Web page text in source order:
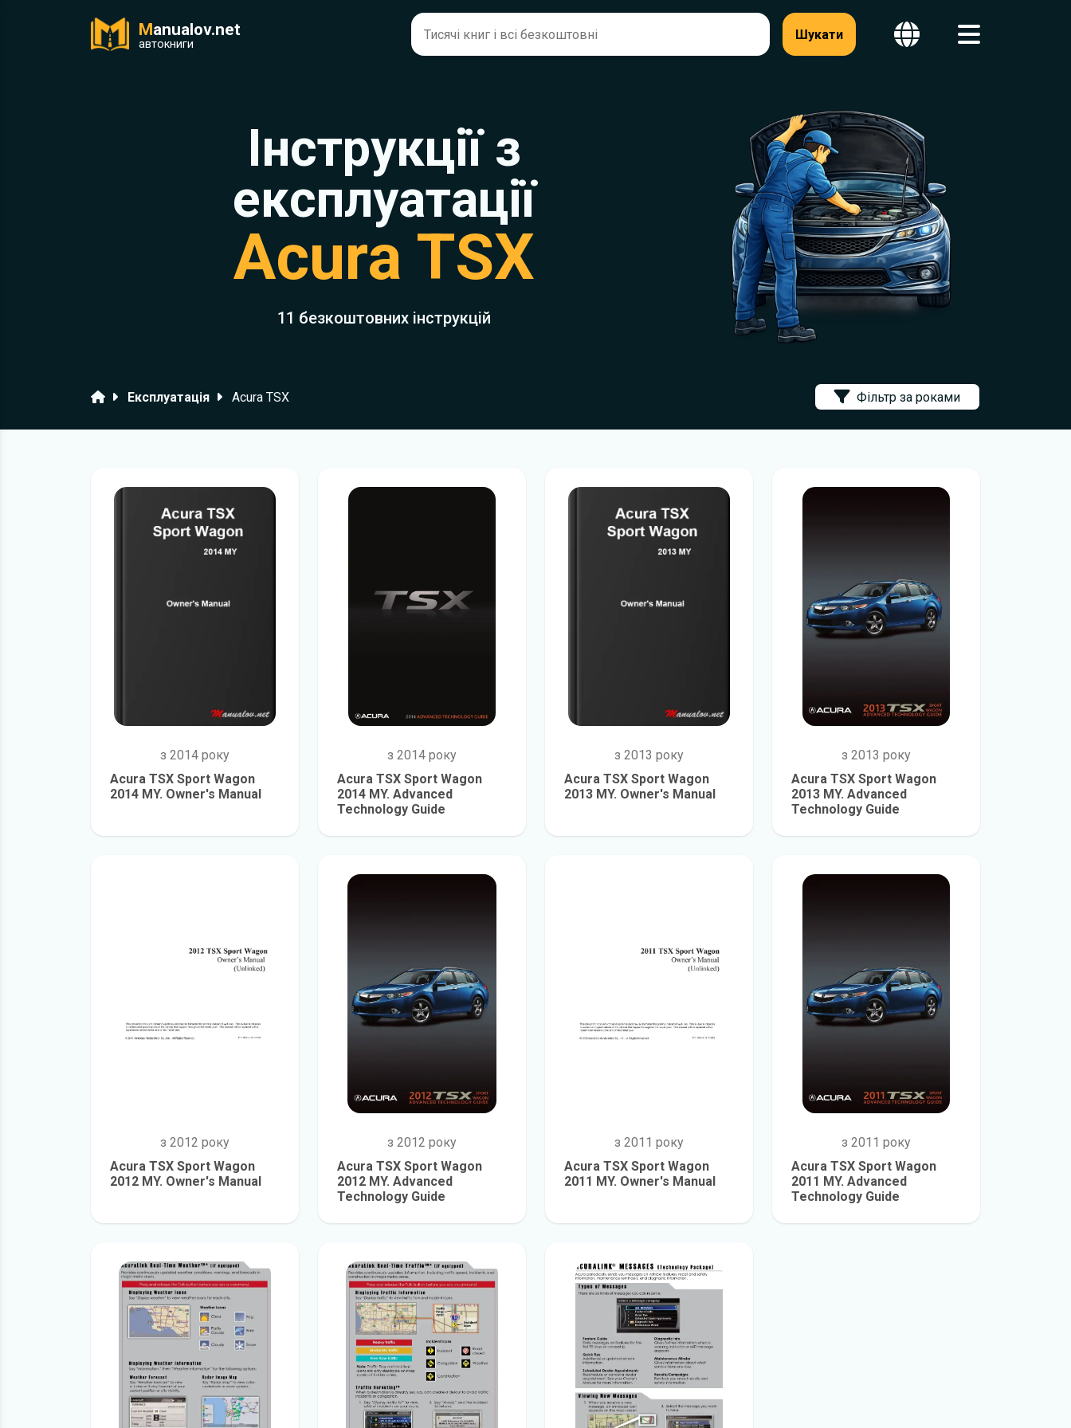
Manualov.net
автокниги
Шукати
Інструкції з
експлуатації
Acura TSX
11 безкоштовних інструкцій
ГоловнаЕксплуатація Acura TSX Фільтр за роками
з 2014 року
Acura TSX Sport Wagon
2014 MY. Owner's Manual
з 2014 року
Acura TSX Sport Wagon
2014 MY. Advanced
Technology Guide
з 2013 року
Acura TSX Sport Wagon
2013 MY. Owner's Manual
з 2013 року
Acura TSX Sport Wagon
2013 MY. Advanced
Technology Guide
з 2012 року
Acura TSX Sport Wagon
2012 MY. Owner's Manual
з 2012 року
Acura TSX Sport Wagon
2012 MY. Advanced
Technology Guide
з 2011 року
Acura TSX Sport Wagon
2011 MY. Owner's Manual
з 2011 року
Acura TSX Sport Wagon
2011 MY. Advanced
Technology Guide